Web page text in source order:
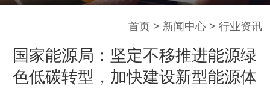
首页> 新闻中心> 行业资讯
国家能源局：坚定不移推进能源绿
色低碳转型，加快建设新型能源体